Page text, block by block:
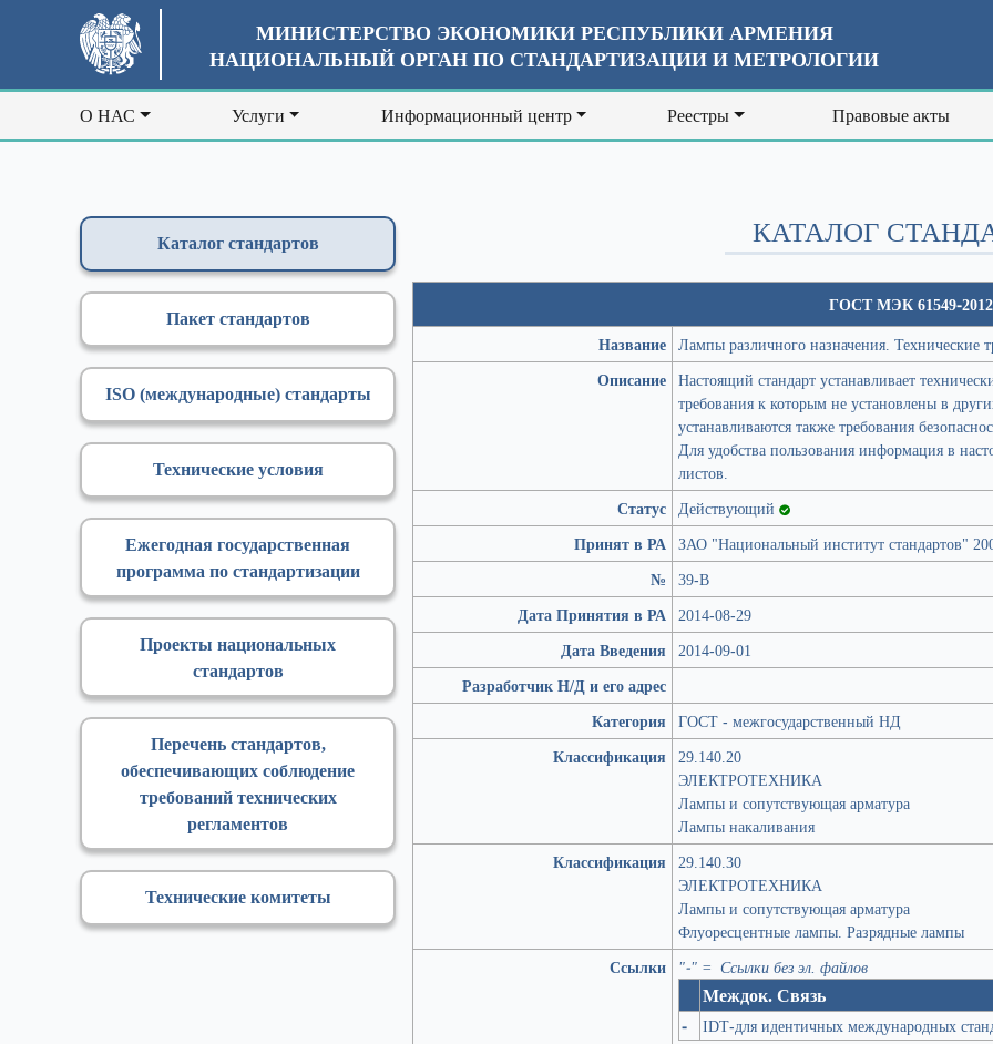
МИНИСТЕРСТВО ЭКОНОМИКИ РЕСПУБЛИКИ АРМЕНИЯ
НАЦИОНАЛЬНЫЙ ОРГАН ПО СТАНДАРТИЗАЦИИ И МЕТРОЛОГИИ
О НАС Услуги Информационный центр Реестры Правовые акты
Каталог стандартов
Пакет стандартов
ISO (международные) стандарты
Технические условия
Ежегодная государственная
программа по стандартизации
Проекты национальных
стандартов
Перечень стандартов,
обеспечивающих соблюдение
требований технических
регламентов
Технические комитеты
КАТАЛОГ
ГОСТ МЭК 61549-2012
Название Лампы различного назначения. Технические
Описание Настоящий стандарт устанавливает
требования к которым не установлены в
устанавливаются также требования
Для удобства пользования информация в
листов.
Статус Действующий
Принят в РА ЗАО "Национальный институт стандартов"
№
39-В
Дата Принятия в РА 2014-08-29
Дата Введения
2014-09-01
Разработчик Н/Д и его адрес
Категория
ГОСТ - межгосударственный НД
Классификация
29.140.20
ЭЛЕКТРОТЕХНИКА
Лампы и сопутствующая арматура
Лампы накаливания
Классификация
29.140.30
ЭЛЕКТРОТЕХНИКА
Лампы и сопутствующая арматура
Флуоресцентные лампы. Разрядные лампы
Ссылки
"-" = Ссылки без эл. файлов
Междок. Связь
-
IDT-для идентичных международных